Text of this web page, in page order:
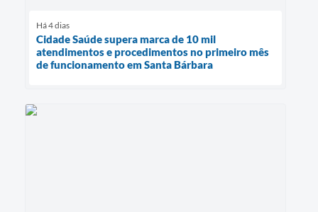
Há 4 dias
Cidade Saúde supera marca de 10 mil
atendimentos e procedimentos no primeiro mês
de funcionamento em Santa Bárbara